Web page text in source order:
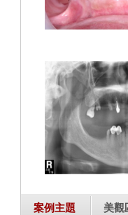
案例主題 美觀